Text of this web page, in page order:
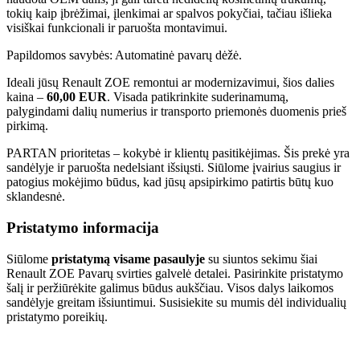
tokių kaip įbrėžimai, įlenkimai ar spalvos pokyčiai, tačiau išlieka
visiškai funkcionali ir paruošta montavimui.
Papildomos savybės: Automatinė pavarų dėžė.
Ideali jūsų Renault ZOE remontui ar modernizavimui, šios dalies
kaina – 60,00 EUR. Visada patikrinkite suderinamumą,
palygindami dalių numerius ir transporto priemonės duomenis prieš
pirkimą.
PARTAN prioritetas – kokybė ir klientų pasitikėjimas. Šis prekė yra
sandėlyje ir paruošta nedelsiant išsiųsti. Siūlome įvairius saugius ir
patogius mokėjimo būdus, kad jūsų apsipirkimo patirtis būtų kuo
sklandesnė.
Pristatymo informacija
Siūlome pristatymą visame pasaulyje su siuntos sekimu šiai
Renault ZOE Pavarų svirties galvelė detalei. Pasirinkite pristatymo
šalį ir peržiūrėkite galimus būdus aukščiau. Visos dalys laikomos
sandėlyje greitam išsiuntimui. Susisiekite su mumis dėl individualių
pristatymo poreikių.